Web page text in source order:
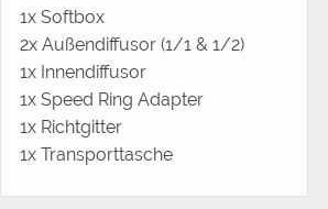
1x Softbox
2x Außendiffusor (1/1 & 1/2)
1x Innendiffusor
1x Speed Ring Adapter
1x Richtgitter
1x Transporttasche